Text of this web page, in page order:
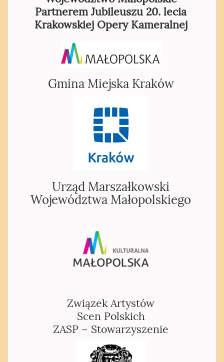
Partnerem Jubileuszu 20. lecia
Krakowskiej Opery Kameralnej
Gmina Miejska Kraków
Urząd Marszałkowski
Województwa Małopolskiego
Związek Artystów
Scen Polskich
ZASP – Stowarzyszenie